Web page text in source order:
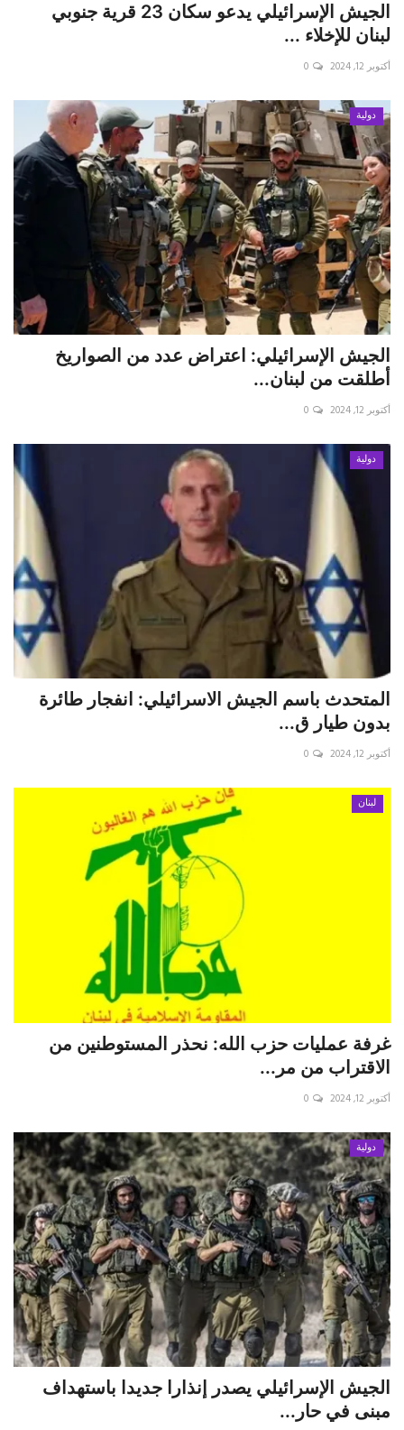
الجيش الإسرائيلي يدعو سكان 23 قرية جنوبي
لبنان للإخلاء ...
أكتوبر 12, 2024 0
دولية
الجيش الإسرائيلي: اعتراض عدد من الصواريخ
أطلقت من لبنان...
أكتوبر 12, 2024 0
دولية
المتحدث باسم الجيش الاسرائيلي: انفجار طائرة
بدون طيار ق...
أكتوبر 12, 2024 0
لبنان
غرفة عمليات حزب الله: نحذر المستوطنين من
الاقتراب من مر...
أكتوبر 12, 2024 0
دولية
الجيش الإسرائيلي يصدر إنذارا جديدا باستهداف
مبنى في حار...